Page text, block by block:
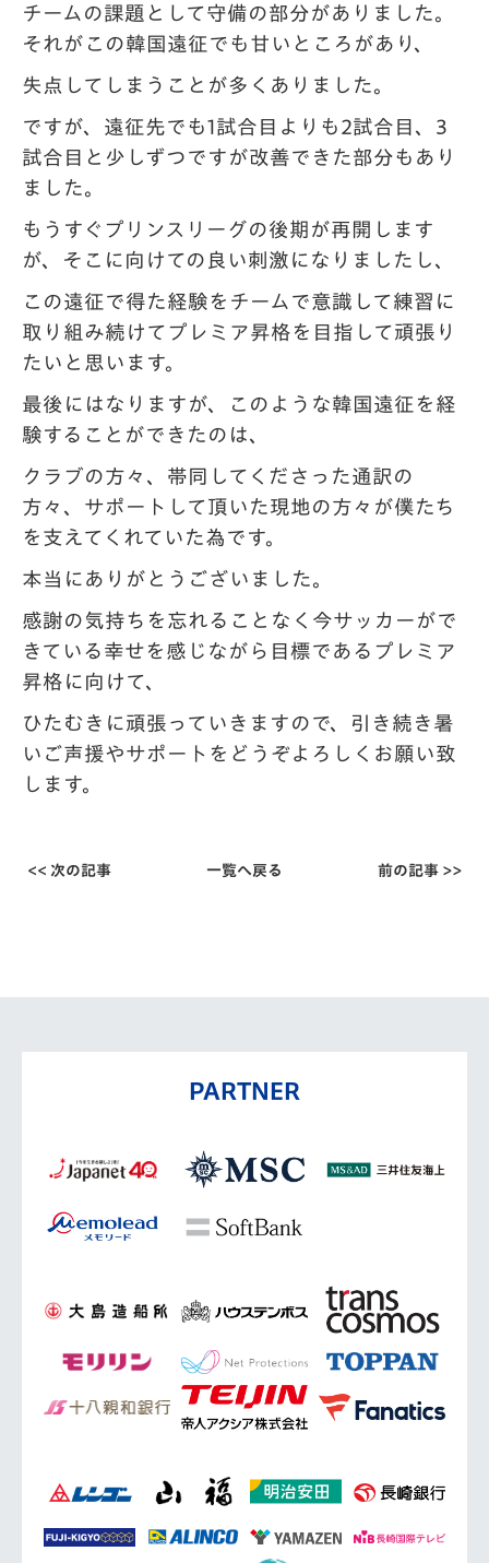
チームの課題として守備の部分がありました。
それがこの韓国遠征でも甘いところがあり、
失点し てしまうことが多くありました。
ですが、遠征先でも1試合目よりも2試合目、3
試合目と少しずつですが改善できた部分も あり
ました。
もうすぐプリンスリーグの後期が再開します
が、そこに向けての良い刺激になりましたし 、
この遠征で得た経験をチームで意識して練習に
取り組み続けてプレミア昇格を目指して頑張り
たいと思います。
最後にはなりますが、このような韓国遠征を経
験することができたのは、
クラブの方々、 帯同してくださった通訳の
方々、サポートして頂いた現地の方々が僕たち
を支えてくれて いた為です。
本当にありがとうございました。
感謝の気持ちを忘れることなく今サッカーがで
きている幸せを感じながら目標であるプレ ミア
昇格に向けて、
ひたむきに頑張っていきますので、引き続き暑
いご声援やサポートをど うぞよろしくお願い致
します。
<< 次の記事 一覧へ戻る 前の記事 >>
PARTNER